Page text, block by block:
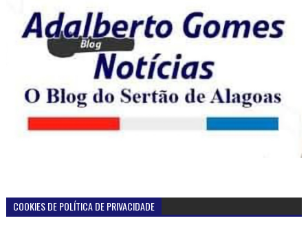
COOKIES DE POLÍTICA DE PRIVACIDADE